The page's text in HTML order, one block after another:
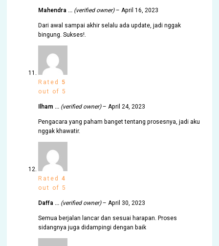
Mahendra … (verified owner)– April 16, 2023
Dari awal sampai akhir selalu ada update, jadi nggak
bingung. Sukses!.
Rated 5
out of 5
Ilham … (verified owner)– April 24, 2023
Pengacara yang paham banget tentang prosesnya, jadi aku
nggak khawatir.
Rated4
out of 5
Daffa … (verified owner)– April 30, 2023
Semua berjalan lancar dan sesuai harapan. Proses
sidangnya juga didampingi dengan baik